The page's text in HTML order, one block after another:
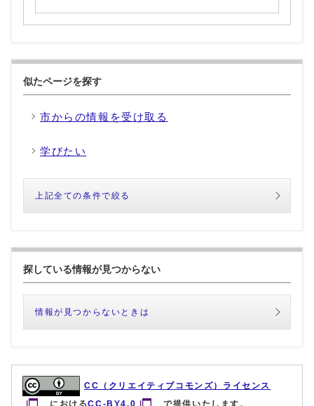
似たページを探す
市からの情報を受け取る
学びたい
上記全ての条件で絞る
探している情報が見つからない
情報が見つからないときは
CC（クリエイティブコモンズ）ライセンス
におけるCC-BY4.0 で提供いたします。